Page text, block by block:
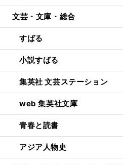
文芸・文庫・総合
すばる
小説すばる
集英社 文芸ステーション
web 集英社文庫
青春と読書
アジア人物史